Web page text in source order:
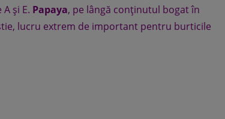
şi E. Papaya, pe lângă conţinutul bogat în
lucru extrem de important pentru burticile